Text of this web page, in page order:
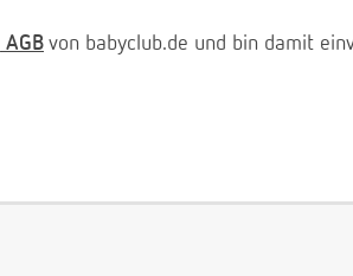
AGB von babyclub.de und bin damit